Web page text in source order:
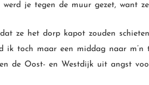
je tegen de muur gezet, want
ze het dorp kapot zouden
ik toch maar een middag naar m’n
de Oost- en Westdijk uit angst